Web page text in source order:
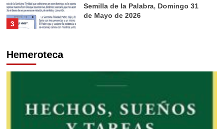
3
Semilla de la Palabra, Domingo 31
de Mayo de 2026
Mayo de 2026
Página Diocesana
Semilla de la Palabra, domingo 03 de
Mayo de 2026
Hemeroteca